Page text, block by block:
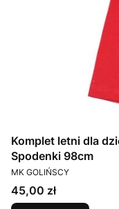
Komplet letni dla
Spodenki 98cm
PRODUCENT
MK GOLIŃSCY
Cena
45,00 zł